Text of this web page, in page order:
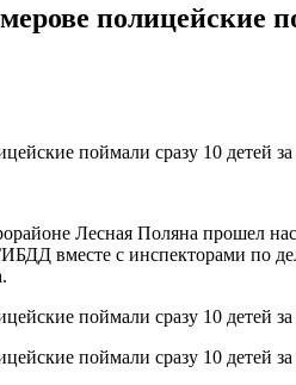
полицейские
Лесная Поляна прошел
вместе с инспекторами по